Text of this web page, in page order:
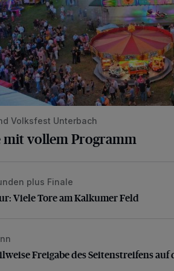
Volksfest Unterbach
mit vollem Programm
Viele Tore am Kalkumer Feld
plus Finale
Viele Tore am Kalkumer Feld
Freigabe des Seitenstreifens auf
Freigabe des Seitenstreifens auf